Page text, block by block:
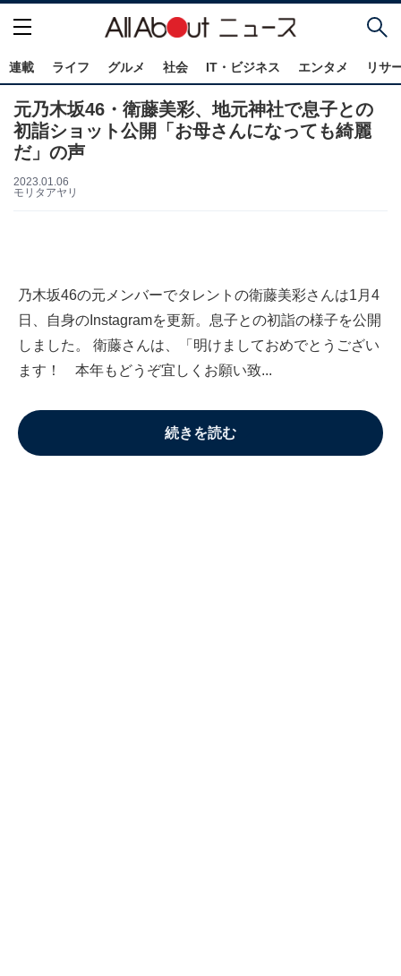
連載 ライフ グルメ 社会 IT・ビジネス エンタメ リサ
元乃木坂46・衛藤美彩、地元神社で息子との
初詣ショット公開「お母さんになっても綺麗
だ」の声
2023.01.06
モリタアヤリ
乃木坂46の元メンバーでタレントの衛藤美彩さんは1月4
日、自身のInstagramを更新。息子との初詣の様子を公開
しました。 衛藤さんは、「明けましておめでとうござい
ます！ 本年もどうぞ宜しくお願い致...
続きを読む